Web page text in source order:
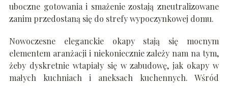
uboczne gotowania i smażenie zostają zneutralizowane
zanim przedostaną się do strefy wypoczynkowej domu.
Nowoczesne eleganckie okapy
stają się mocnym
elementem aranżacji i niekoniecznie zależy nam na tym,
żeby dyskretnie wtapiały się w zabudowę, jak okapy w
małych kuchniach i aneksach kuchennych. Wśród